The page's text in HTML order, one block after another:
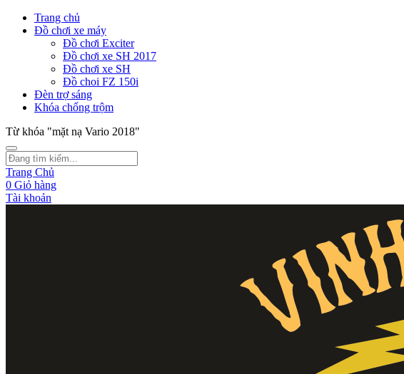
Trang chủ
Đồ chơi xe máy
Đồ chơi Exciter
Đồ chơi xe SH 2017
Đồ chơi xe SH
Đồ choi FZ 150i
Đèn trợ sáng
Khóa chống trộm
Từ khóa "mặt nạ Vario 2018"
Trang Chủ
0 Giỏ hàng
Tài khoản